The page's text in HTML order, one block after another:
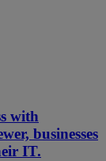
with
businesses
IT.